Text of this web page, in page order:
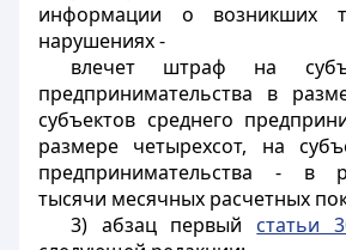
информации о возникших
нарушениях -
влечет штраф на
предпринимательства в
субъектов среднего
размере четырехсот, на
предпринимательства - в
тысячи месячных расчетных
3) абзац первый статьи